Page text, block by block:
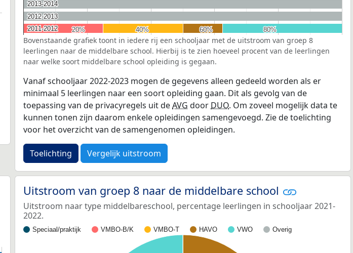
20%
20% 40%
40% 60%
60% 80%
80%
2013-2014
2013-2014
2012-2013
2012-2013
2011-2012
2011-2012
Bovenstaande grafiek toont in iedere rij een schooljaar met de uitstroom van groep 8
leerlingen naar de middelbare school. Hierbij is te zien hoeveel procent van de leerlingen
naar welke soort middelbare school opleiding is gegaan.
Vanaf schooljaar 2022-2023 mogen de gegevens alleen gedeeld worden als er
minimaal 5 leerlingen naar een soort opleiding gaan. Dit als gevolg van de
toepassing van de privacyregels uit deAVG door DUO. Om zoveel mogelijk data te
kunnen tonen zijn daarom enkele opleidingen samengevoegd. Zie de toelichting
voor het overzicht van de samengenomen opleidingen.
Toelichting Vergelijk uitstroom
Uitstroom van groep 8 naar de middelbare school
Uitstroom naar type middelbareschool, percentage leerlingen in schooljaar 2021-
2022.
Speciaal/praktijk VMBO-B/K VMBO-T HAVO VWO Overig